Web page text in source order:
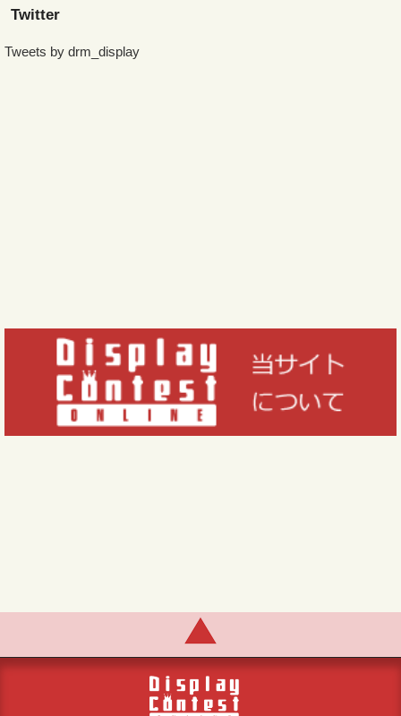
Twitter
Tweets by drm_display